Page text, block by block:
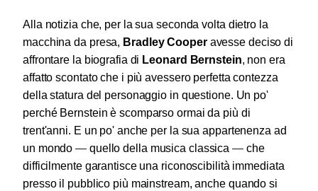
Alla notizia che, per la sua seconda volta dietro la
macchina da presa, Bradley Cooper avesse deciso di
affrontare la biografia di Leonard Bernstein, non era
affatto scontato che i più avessero perfetta contezza
della statura del personaggio in questione. Un po'
perché Bernstein è scomparso ormai da più di
trent'anni. E un po' anche per la sua appartenenza ad
un mondo— quello della musica classica—che
difficilmente garantisce una riconoscibilità immediata
presso il pubblico più mainstream, anche quando si